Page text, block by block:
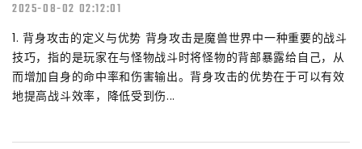
2025-08-02 02:12:01
1. 背身攻击的定义与优势 背身攻击是魔兽世界中一种重要的战斗
技巧，指的是玩家在与怪物战斗时将怪物的背部暴露给自己，从
而增加自身的命中率和伤害输出。背身攻击的优势在于可以有效
地提高战斗效率，降低受到伤...